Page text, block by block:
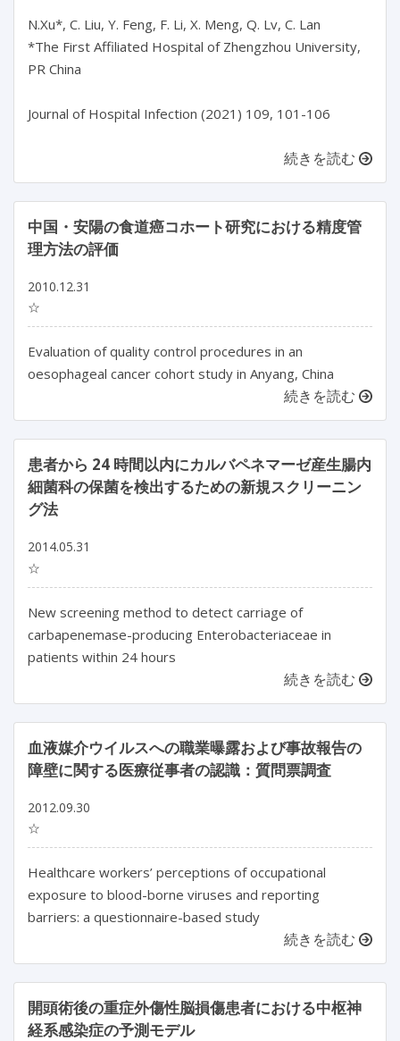
N.Xu*, C. Liu, Y. Feng, F. Li, X. Meng, Q. Lv, C. Lan
*The First Affiliated Hospital of Zhengzhou University,
PR China
Journal of Hospital Infection (2021) 109, 101-106
続きを読む
中国・安陽の食道癌コホート研究における精度管
理方法の評価
2010.12.31
☆
Evaluation of quality control procedures in an
oesophageal cancer cohort study in Anyang, China
続きを読む
患者から 24 時間以内にカルバペネマーゼ産生腸内
細菌科の保菌を検出するための新規スクリーニン
グ法
2014.05.31
☆
New screening method to detect carriage of
carbapenemase-producing Enterobacteriaceae in
patients within 24 hours
続きを読む
血液媒介ウイルスへの職業曝露および事故報告の
障壁に関する医療従事者の認識：質問票調査
2012.09.30
☆
Healthcare workers’ perceptions of occupational
exposure to blood-borne viruses and reporting
barriers: a questionnaire-based study
続きを読む
開頭術後の重症外傷性脳損傷患者における中枢神
経系感染症の予測モデル